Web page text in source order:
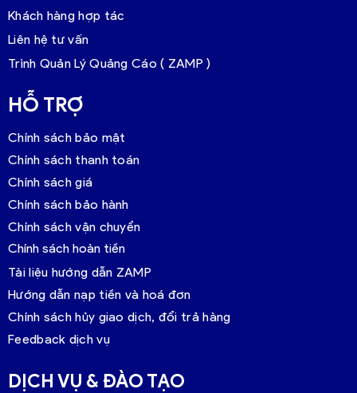
Khách hàng hợp tác
Liên hệ tư vấn
Trình Quản Lý Quảng Cáo ( ZAMP )
HỖ TRỢ
Chính sách bảo mật
Chính sách thanh toán
Chính sách giá
Chính sách bảo hành
Chính sách vận chuyển
Chính sách hoàn tiền
Tài liệu hướng dẫn ZAMP
Hướng dẫn nạp tiền và hoá đơn
Chính sách hủy giao dịch, đổi trả hàng
Feedback dịch vụ
DỊCH VỤ & ĐÀO TẠO